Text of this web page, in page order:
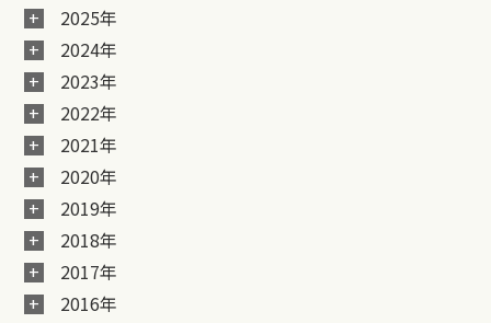
2025年
2024年
2023年
2022年
2021年
2020年
2019年
2018年
2017年
2016年